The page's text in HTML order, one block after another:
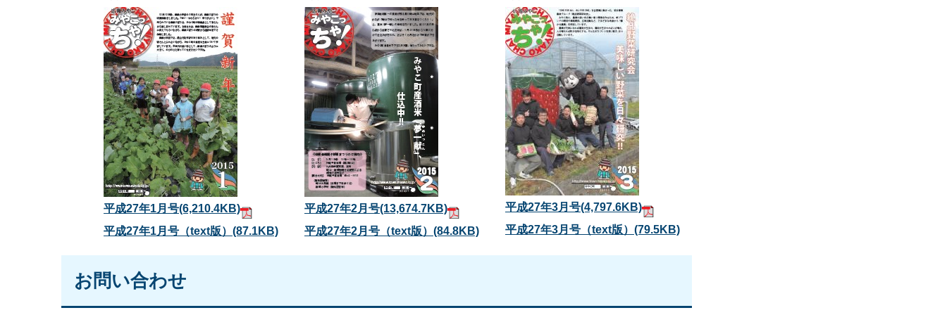
平成27年1月号(6,210.4KB)
平成27年1月号（text版） (87.1KB)
平成27年2月号(13,674.7KB)
平成27年2月号（text版） (84.8KB)
平成27年3月号(4,797.6KB)
平成27年3月号（text版） (79.5KB)
お問い合わせ